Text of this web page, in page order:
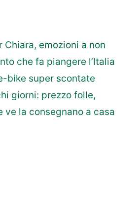
Chiara, emozioni a non
che fa piangere l’Italia
bike super scontate
giorni: prezzo folle,
la consegnano a casa